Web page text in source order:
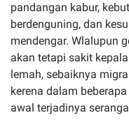
pandangan kabur,
berdenguning, dan
mendengar. Wlalupun
akan tetapi sakit
lemah, sebaiknya
kerena dalam
awal terjadinya